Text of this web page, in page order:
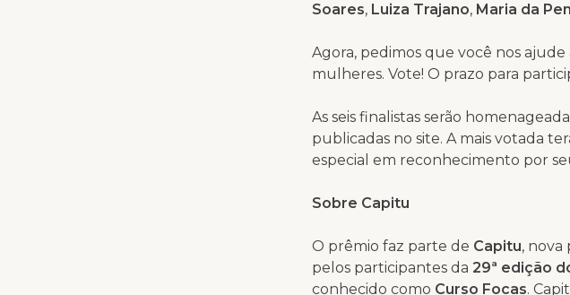
Soares, Luiza Trajano, Maria da
Agora, pedimos que você nos
mulheres. Vote! O prazo para
As seis finalistas serão
publicadas no site. A mais votada
especial em reconhecimento por
Sobre Capitu
O prêmio faz parte de Capitu, nova
pelos participantes da 29ª edição
conhecido como Curso Focas.